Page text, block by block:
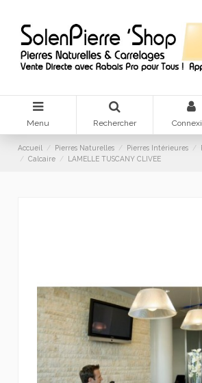
Menu Rechercher
Accueil Pierres Naturelles Pierres Intérieures
Calcaire
LAMELLE TUSCANY CLIVEE